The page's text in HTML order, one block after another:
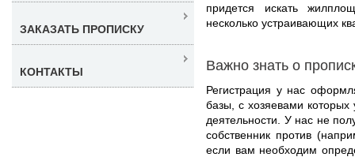
придется искать
несколько устраивающих
Важно знать о
Регистрация у нас
базы, с хозяевами которых
деятельности. У нас не
собственник против
если вам необходим
ЗАКАЗАТЬ ПРОПИСКУ
КОНТАКТЫ